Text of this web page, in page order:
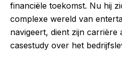
financiële toekomst. Nu hij
complexe wereld van
navigeert, dient zijn carrière
casestudy over het